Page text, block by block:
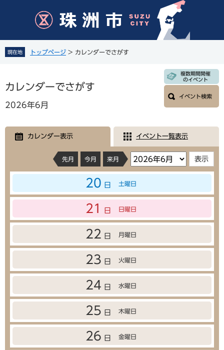
先
頭
。
を
飛
て
文
現在地 トップページ > カレンダーでさがす
文
カレンダーでさがす
複数期間開催
のイベント
イベント検索
2026年6月
カレンダー表示 イベント一覧表示
先月 今月 来月
20 日 土曜日
21 日 日曜日
22 日 月曜日
23 日 火曜日
24 日 水曜日
25 日 木曜日
26 日 金曜日